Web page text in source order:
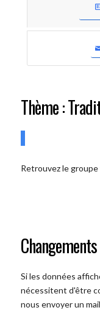
Thème :
Retrouvez le groupe
Si les données
nécessitent d'être
nous envoyer un